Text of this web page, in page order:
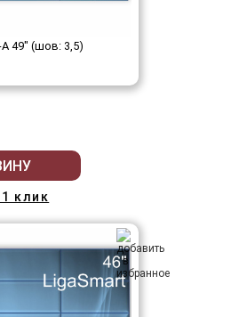
A 49" (шов: 3,5)
клик